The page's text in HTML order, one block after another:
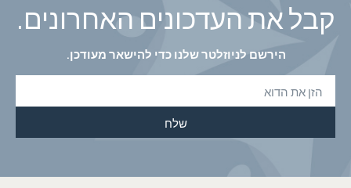
קבל את העדכונים האחרונים.
הירשם לניוזלטר שלנו כדי להישאר מעודכן.
שלח